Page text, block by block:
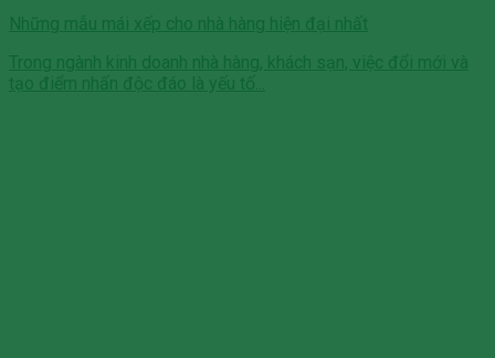
Những mẫu mái xếp cho nhà hàng hiện đại nhất
Trong ngành kinh doanh nhà hàng, khách sạn, việc đổi mới và
tạo điểm nhấn độc đáo là yếu tố...